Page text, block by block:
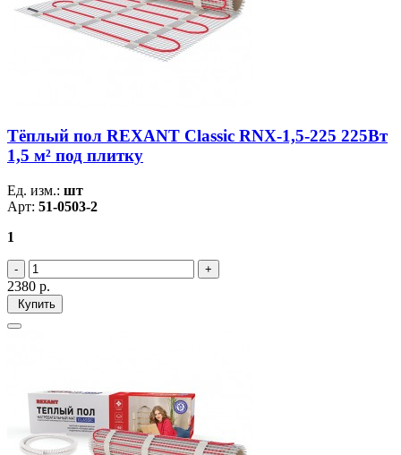
Тёплый пол REXANT Classic RNX-1,5-225 225Вт
1,5 м² под плитку
Ед. изм.: шт
Арт: 51-0503-2
1
2380 р.
Купить